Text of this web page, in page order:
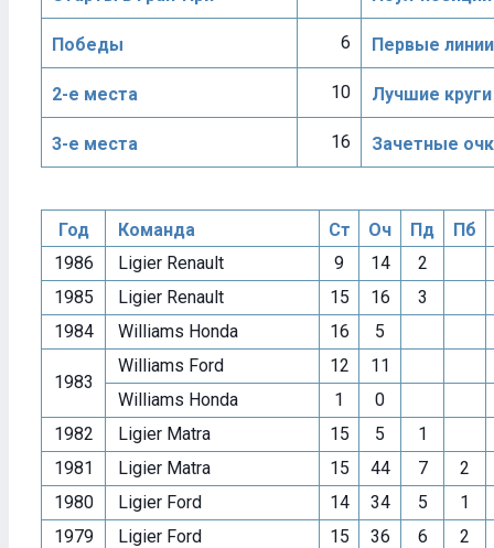
Победы 6 Первые линии
2-е места 10 Лучшие круги
3-е места 16 Зачетные
Год Команда Ст Оч Пд
Пб
1986
Ligier Renault 9 14
2
1985
Ligier Renault 15 16
3
1984
Williams Honda 16 5
1983
Williams Ford 12
11
Williams Honda
1
0
1982
Ligier Matra 15 5
1
1981
Ligier Matra 15 44 7
2
1980
Ligier Ford 14 34 5
1
1979
Ligier Ford 15 36 6
2